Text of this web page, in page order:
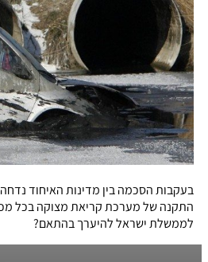
בעקבות הסכמה בין מדינות האיחוד נדחה
התקנה של מערכת קריאת מצוקה בכל
לממשלת ישראל להיערך בהתאם?